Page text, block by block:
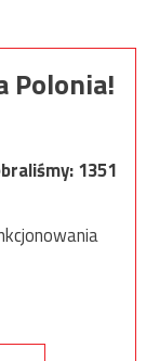
Polonia!
1351